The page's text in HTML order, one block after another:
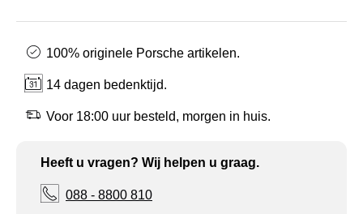
100% originele Porsche artikelen.
14 dagen bedenktijd.
Voor 18:00 uur besteld, morgen in huis.
Heeft u vragen? Wij helpen u graag.
088 - 8800 810